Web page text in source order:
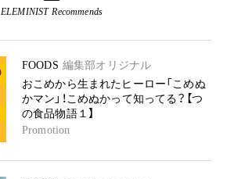
ELEMINIST Recommends
FOODS 編集部オリジナル
おこめから生まれたヒーロー「こめぬ
かマン」！こめぬかって知ってる？【つ
の食品物語１】
Promotion